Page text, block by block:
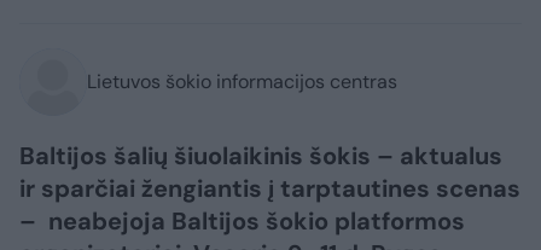
Lietuvos šokio informacijos centras
Baltijos šalių šiuolaikinis šokis – aktualus
ir sparčiai žengiantis į tarptautines scenas
– neabejoja Baltijos šokio platformos